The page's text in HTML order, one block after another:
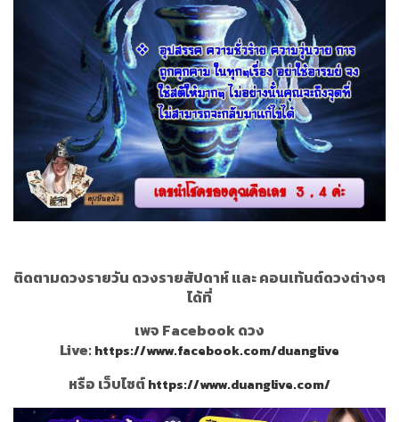
ติดตามดวงรายวัน ดวงรายสัปดาห์ และ คอนเท้นต์ดวงต่างๆ
ได้ที่
เพจ Facebook ดวง
Live:https://www.facebook.com/duanglive
หรือ เว็บไซต์https://www.duanglive.com/